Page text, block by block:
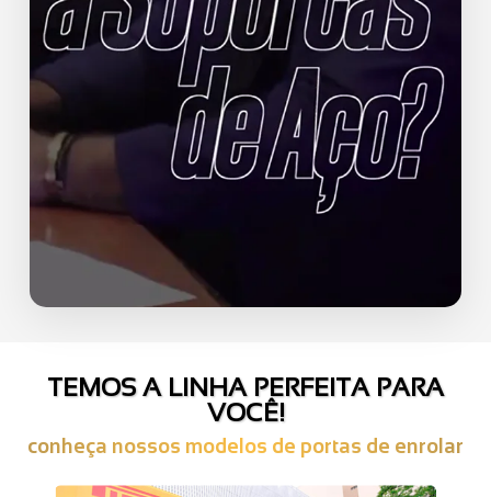
TEMOS A LINHA PERFEITA PARA
VOCÊ!
conheça nossos modelos de portas de enrolar